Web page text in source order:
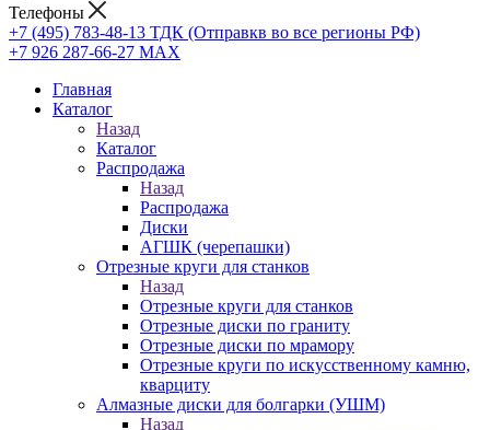
Телефоны
+7 (495) 783-48-13 ТДК (Отправкв во все регионы РФ)
+7 926 287-66-27 МАХ
Главная
Каталог
Назад
Каталог
Распродажа
Назад
Распродажа
Диски
АГШК (черепашки)
Отрезные круги для станков
Назад
Отрезные круги для станков
Отрезные диски по граниту
Отрезные диски по мрамору
Отрезные круги по искусственному камню,
кварциту
Алмазные диски для болгарки (УШМ)
Назад